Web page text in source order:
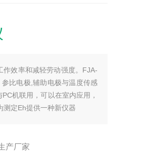
作效率和减轻劳动强度。FJA-
比电极,辅助电极与温度传感
机联用，可以在室内应用，
测定Eh提供一种新仪器
产厂家